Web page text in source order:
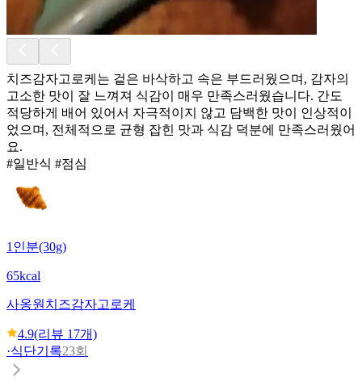
치즈감자고로케는 겉은 바삭하고 속은 부드러웠으며, 감자의
고소한 맛이 잘 느껴져 식감이 매우 만족스러웠습니다. 간도
적당하게 배어 있어서 자극적이지 않고 담백한 맛이 인상적이
었으며, 전체적으로 균형 잡힌 맛과 식감 덕분에 만족스러웠어
요.
#일반식 #점심
1인분(30g)
65kcal
사옹원 치즈감자고로케
4.9(리뷰 17개)
·식단기록23회